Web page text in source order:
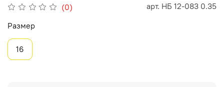
(0) арт. НБ 12-083 0.35
Размер
16